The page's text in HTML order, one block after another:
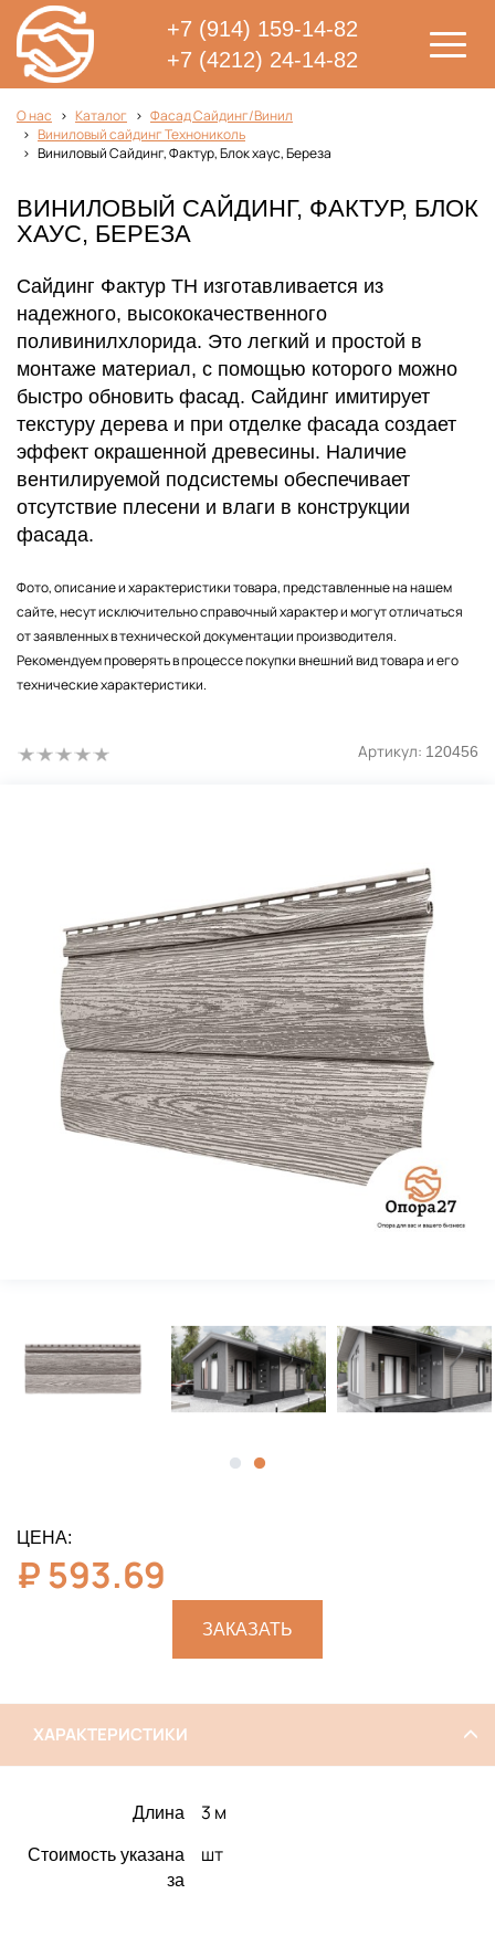
+7 (914) 159-14-82
+7 (4212) 24-14-82
О нас Каталог
Фасад Сайдинг/Винил
Виниловый сайдинг Технониколь
Виниловый Сайдинг, Фактур, Блок хаус, Береза
ВИНИЛОВЫЙ САЙДИНГ, ФАКТУР, БЛОК
ХАУС, БЕРЕЗА
Сайдинг Фактур ТН изготавливается из
надежного, высококачественного
поливинилхлорида. Это легкий и простой в
монтаже материал, с помощью которого можно
быстро обновить фасад. Сайдинг имитирует
текстуру дерева и при отделке фасада создает
эффект окрашенной древесины. Наличие
вентилируемой подсистемы обеспечивает
отсутствие плесени и влаги в конструкции
фасада.
Фото, описание и характеристики товара, представленные на нашем
сайте, несут исключительно справочный характер и могут отличаться
от заявленных в технической документации производителя.
Рекомендуем проверять в процессе покупки внешний вид товара и его
технические характеристики.
Артикул: 120456
ЦЕНА:
₽ 593.69
ЗАКАЗАТЬ
ХАРАКТЕРИСТИКИ
Длина 3 м
Стоимость указана
за
шт